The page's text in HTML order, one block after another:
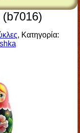
(b7016)
, Κατηγορία: